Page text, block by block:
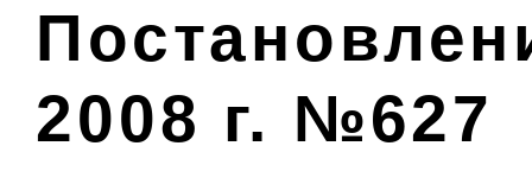
2008 г. №627